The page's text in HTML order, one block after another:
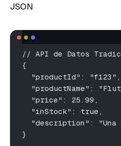
JSON
// API de Datos
{
  "productId": "f123",
"productName":
  "price": 25.99,
  "inStock": true,
"description": "Una
}